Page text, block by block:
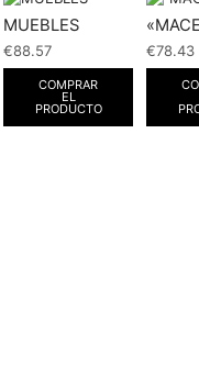
MUEBLES
€88.57
COMPRAR
EL
PRODUCTO
€78.43